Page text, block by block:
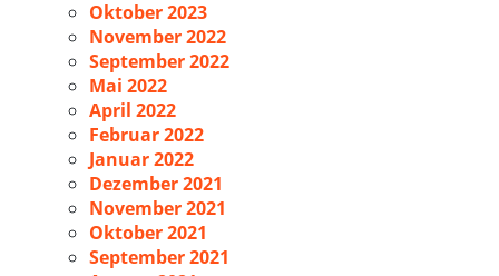
Oktober 2023
November 2022
September 2022
Mai 2022
April 2022
Februar 2022
Januar 2022
Dezember 2021
November 2021
Oktober 2021
September 2021